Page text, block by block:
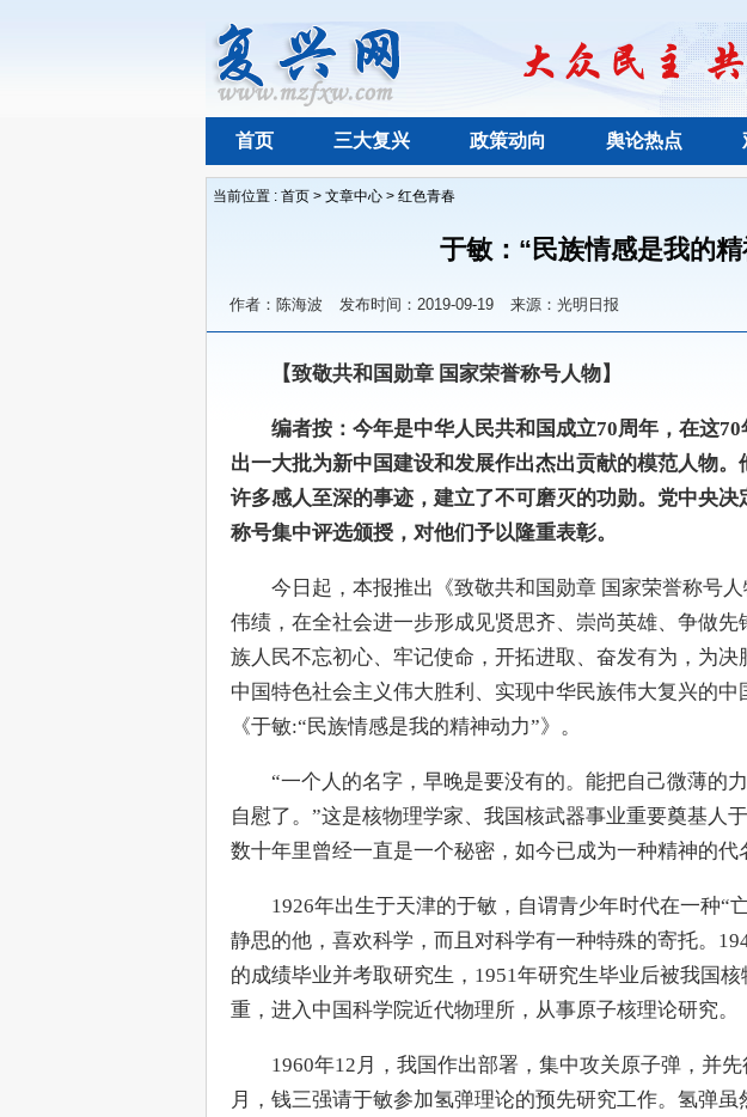
首页 三大复兴 政策动向 舆论热点
当前位置 : 首页 > 文章中心 > 红色青春
于敏：“民族情感是我的
作者：陈海波 发布时间：2019-09-19 来源：光明日报
【致敬共和国勋章 国家荣誉称号人物】
编者按：今年是中华人民共和国成立70周年，在这
出一大批为新中国建设和发展作出杰出贡献的模范人物
许多感人至深的事迹，建立了不可磨灭的功勋。党中央
称号集中评选颁授，对他们予以隆重表彰。
今日起，本报推出《致敬共和国勋章 国家荣誉称号人
伟绩，在全社会进一步形成见贤思齐、崇尚英雄、争做
族人民不忘初心、牢记使命，开拓进取、奋发有为，为
中国特色社会主义伟大胜利、实现中华民族伟大复兴的
《于敏:“民族情感是我的精神动力”》。
“一个人的名字，早晚是要没有的。能把自己微薄的
自慰了。”这是核物理学家、我国核武器事业重要奠基人
数十年里曾经一直是一个秘密，如今已成为一种精神的代
1926年出生于天津的于敏，自谓青少年时代在一种“
静思的他，喜欢科学，而且对科学有一种特殊的寄托。
的成绩毕业并考取研究生，1951年研究生毕业后被我国
重，进入中国科学院近代物理所，从事原子核理论研究。
1960年12月，我国作出部署，集中攻关原子弹，并先
月，钱三强请于敏参加氢弹理论的预先研究工作。氢弹